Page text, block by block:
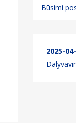
Būsimi
Įvykę
2025-